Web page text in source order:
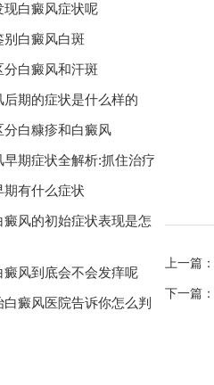
现白癜风症状呢
别白癜风白斑
分白癜风和汗斑
后期的症状是什么样的
分白糠疹和白癜风
早期症状全解析:抓住治疗
期有什么症状
癜风的初始症状表现是怎
癜风到底会不会发痒呢
白癜风医院告诉你怎么判
上一篇：
下一篇：